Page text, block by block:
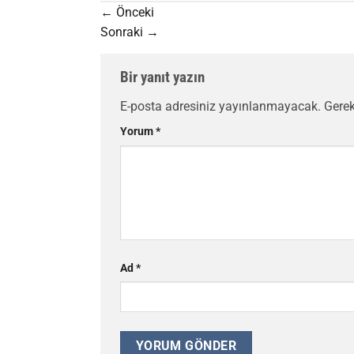
← Önceki
Sonraki →
Bir yanıt yazın
E-posta adresiniz yayınlanmayacak.
Yorum*
Ad *